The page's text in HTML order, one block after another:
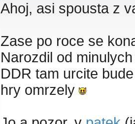
Ahoj, asi spousta z
Zase po roce se
Narozdil od
DDR tam urcite
hry omrzely